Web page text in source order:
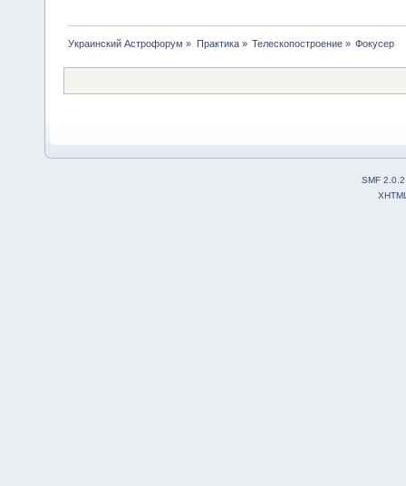
Украинский Астрофорум » Практика» Телескопостроение» Фокусер
SMF 2.0.2